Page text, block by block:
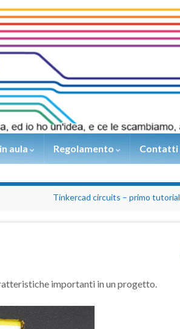
aula Regolamento Contatti
Tinkercad circuits – primo tutorial
importanti in un progetto.